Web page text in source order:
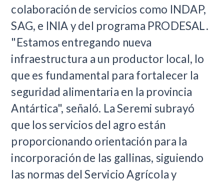
colaboración de servicios como INDAP,
SAG, e INIA y del programa PRODESAL.
"Estamos entregando nueva
infraestructura a un productor local, lo
que es fundamental para fortalecer la
seguridad alimentaria en la provincia
Antártica", señaló. La Seremi subrayó
que los servicios del agro están
proporcionando orientación para la
incorporación de las gallinas, siguiendo
las normas del Servicio Agrícola y